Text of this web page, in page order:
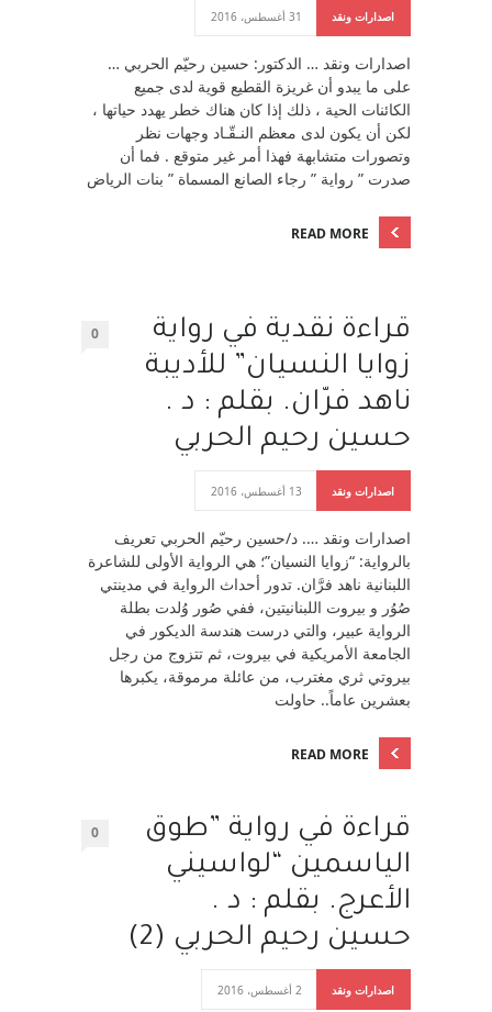
اصدارات ونقد 31 أغسطس، 2016
اصدارات ونقد … الدكتور: حسين رحيّم الحربي …
على ما يبدو أن غريزة القطيع قوية لدى جميع
الكائنات الحية ، ذلك إذا كان هناك خطر يهدد حياتها ،
لكن أن يكون لدى معظم النـقّـاد وجهات نظر
وتصورات متشابهة فهذا أمر غير متوقع . فما أن
صدرت ” رواية ” رجاء الصانع المسماة ” بنات الرياض
READ MORE
قراءة نقدية في رواية
زوايا النسيان” للأديبة
ناهد فرّان. بقلم : د .
حسين رحيم الحربي
0
اصدارات ونقد 13 أغسطس، 2016
اصدارات ونقد …. د/حسين رحيّم الحربي تعريف
بالرواية: “زوايا النسيان”؛ هي الرواية الأولى للشاعرة
اللبنانية ناهد فرَّان. تدور أحداث الرواية في مدينتي
صُوُر و بيروت اللبنانيتين، ففي صُور وُلدت بطلة
الرواية عبير، والتي درست هندسة الديكور في
الجامعة الأمريكية في بيروت، ثم تتزوج من رجل
بيروتي ثري مغترب، من عائلة مرموقة، يكبرها
بعشرين عاماً.. حاولت
READ MORE
قراءة في رواية ”طوق
الياسمين “لواسيني
الأعرج. بقلم : د .
حسين رحيم الحربي (2)
0
اصدارات ونقد 2 أغسطس، 2016